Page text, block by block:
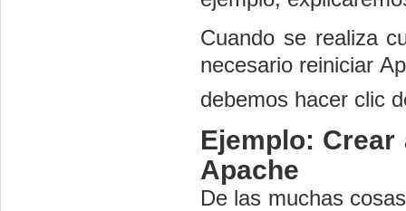
Cuando se realiza
necesario reiniciar
debemos hacer clic
Ejemplo: Crear
Apache
De las muchas